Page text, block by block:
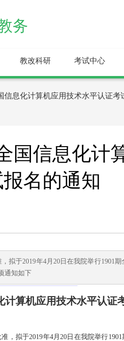
务
教改科研 考试中心
信息化计算机应用技术水平认证考
国信息化计
名的通知
拟于2019年4月20日在我院举行1901
通知如下
计算机应用技术水平认证
准，拟于2019年4月20日在我院举行